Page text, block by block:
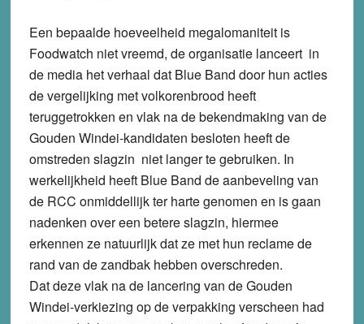
Een bepaalde hoeveelheid megalomaniteit is
Foodwatch niet vreemd, de organisatie lanceert in
de media het verhaal dat Blue Band door hun acties
de vergelijking met volkorenbrood heeft
teruggetrokken en vlak na de bekendmaking van de
Gouden Windei-kandidaten besloten heeft de
omstreden slagzin niet langer te gebruiken. In
werkelijkheid heeft Blue Band de aanbeveling van
de RCC onmiddellijk ter harte genomen en is gaan
nadenken over een betere slagzin, hiermee
erkennen ze natuurlijk dat ze met hun reclame de
rand van de zandbak hebben overschreden.
Dat deze vlak na de lancering van de Gouden
Windei-verkiezing op de verpakking verscheen had